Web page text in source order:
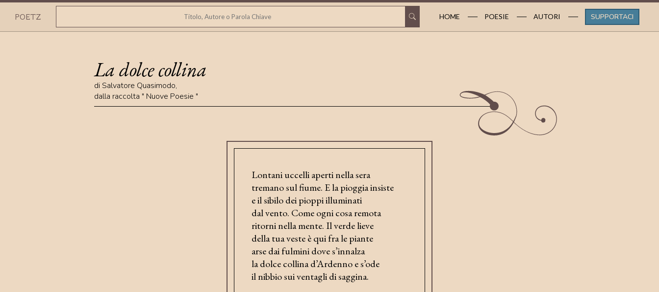
POETZ HOME POESIE AUTORI SUPPORTACI
La dolce collina
diSalvatore Quasimodo,
dalla raccolta " Nuove Poesie "
Lontani uccelli aperti nella sera
tremano sul fiume. E la pioggia insiste
e il sibilo dei pioppi illuminati
dal vento. Come ogni cosa remota
ritorni nella mente. Il verde lieve
della tua veste è qui fra le piante
arse dai fulmini dove s’innalza
la dolce collina d’Ardenno e s’ode
il nibbio sui ventagli di saggina.